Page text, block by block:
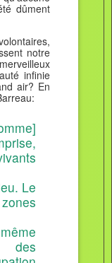
dûment
notre
infinie
air? En
Le
des